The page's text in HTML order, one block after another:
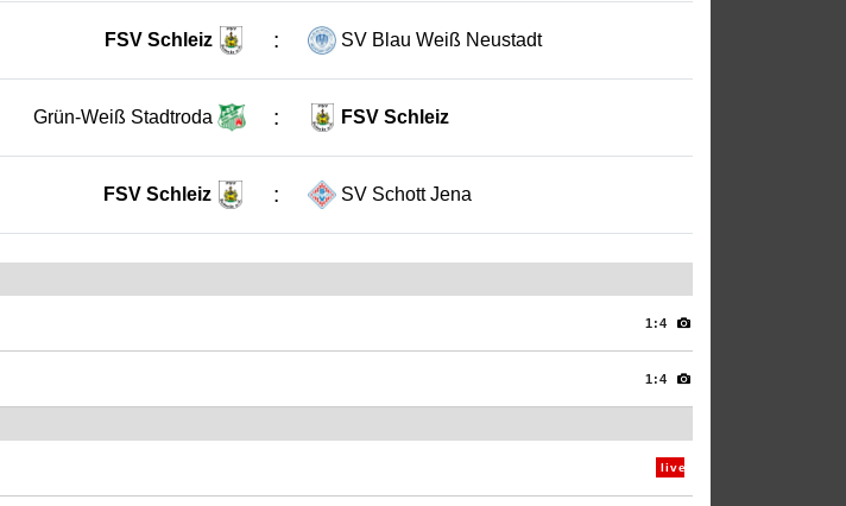
FSV Schleiz : SV Blau Weiß Neustadt
Grün-Weiß Stadtroda : FSV Schleiz
FSV Schleiz : SV Schott Jena
1:4
1:4
live